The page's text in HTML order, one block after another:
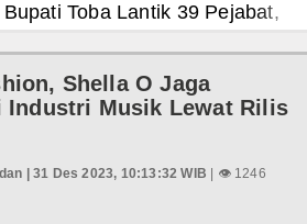
Tekankan Integritas dan
Orientasi Seksual Hanya
Brigjen TNI Ali Imran Sebut
Kanker Paru di Indonesia
Lurah AUR, Tegaskan Tak
Shella O Jaga
Industri Musik Lewat Rilis
| 31 Des 2023, 10:13:32 WIB | 👁 1246